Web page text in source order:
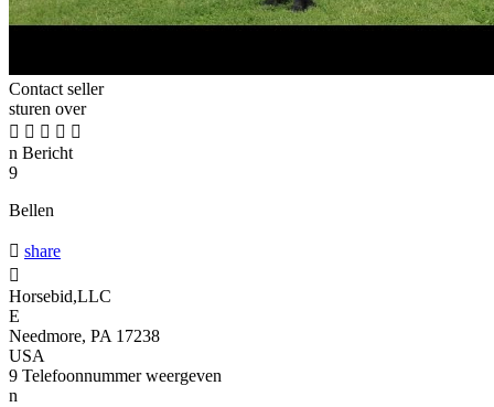
Contact seller
sturen over
    
n Bericht
9
Bellen
 share

Horsebid,LLC
E
Needmore, PA 17238
USA
9 Telefoonnummer weergeven
n